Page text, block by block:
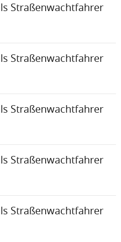
Straßenwachtfahrer
Straßenwachtfahrer
Straßenwachtfahrer
Straßenwachtfahrer
Straßenwachtfahrer